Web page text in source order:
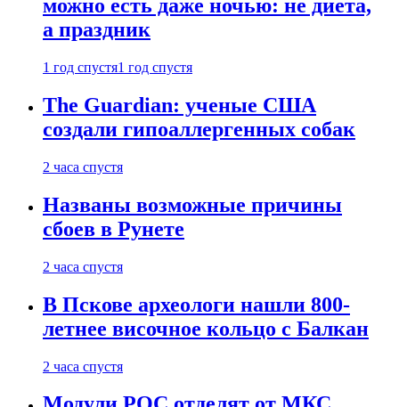
можно есть даже ночью: не диета,
а праздник
1 год спустя1 год спустя
The Guardian: ученые США
создали гипоаллергенных собак
2 часа спустя
Названы возможные причины
сбоев в Рунете
2 часа спустя
В Пскове археологи нашли 800-
летнее височное кольцо с Балкан
2 часа спустя